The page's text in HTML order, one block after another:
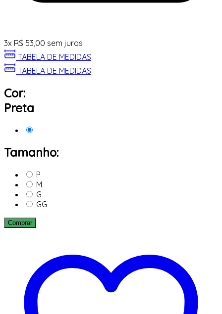
3x R$ 53,00 sem juros
TABELA DE MEDIDAS
TABELA DE MEDIDAS
Cor:
Preta
Tamanho:
P
M
G
GG
Comprar